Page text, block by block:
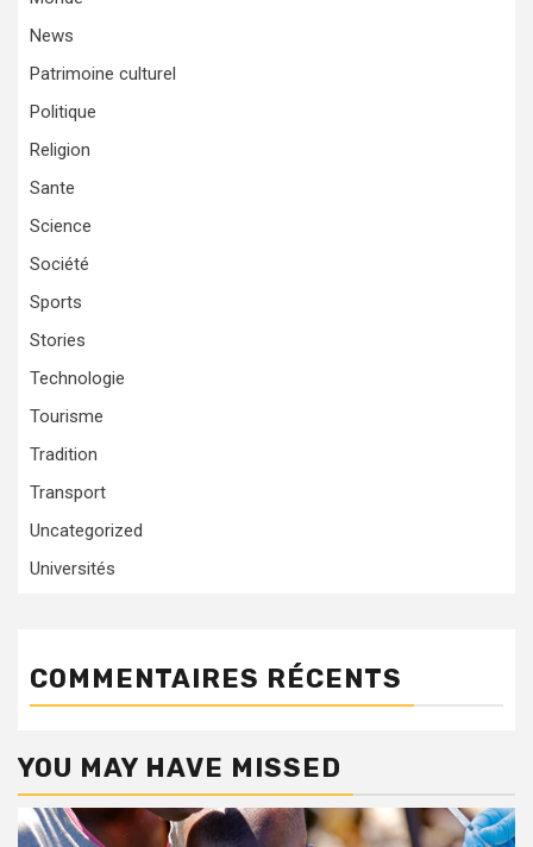
News
Patrimoine culturel
Politique
Religion
Sante
Science
Société
Sports
Stories
Technologie
Tourisme
Tradition
Transport
Uncategorized
Universités
COMMENTAIRES RÉCENTS
YOU MAY HAVE MISSED